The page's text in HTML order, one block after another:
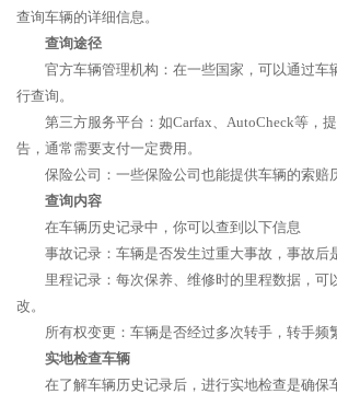
查询车辆的详细信息。
查询途径
官方车辆管理机构：在一些国家，可以通过车
行查询。
第三方服务平台：如Carfax、AutoCheck等，
告，通常需要支付一定费用。
保险公司：一些保险公司也能提供车辆的索赔
查询内容
在车辆历史记录中，你可以查到以下信息
事故记录：车辆是否发生过重大事故，事故后
里程记录：每次保养、维修时的里程数据，可
改。
所有权变更：车辆是否经过多次转手，转手频
实地检查车辆
在了解车辆历史记录后，进行实地检查是确保